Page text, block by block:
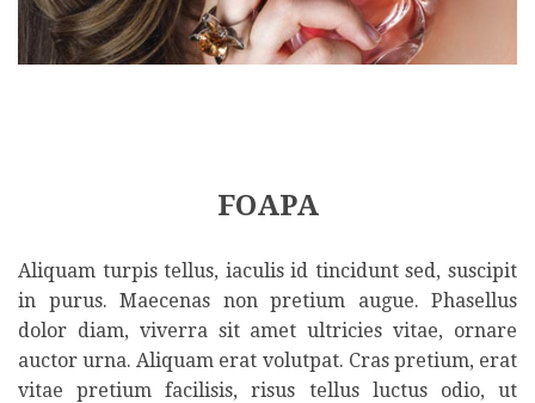
FOAPA
Aliquam turpis tellus, iaculis id tincidunt sed, suscipit
in purus. Maecenas non pretium augue. Phasellus
dolor diam, viverra sit amet ultricies vitae, ornare
auctor urna. Aliquam erat volutpat. Cras pretium, erat
vitae pretium facilisis, risus tellus luctus odio, ut